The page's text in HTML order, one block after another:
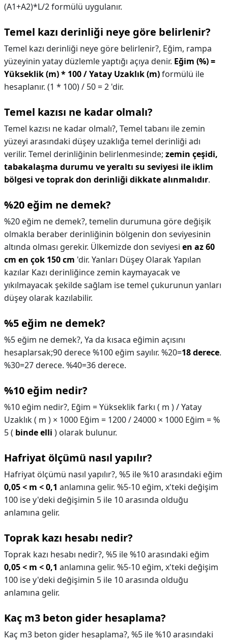
(A1+A2)*L/2 formülü uygulanır.
Temel kazı derinliği neye göre belirlenir?
Temel kazı derinliği neye göre belirlenir?, Eğim, rampa
yüzeyinin yatay düzlemle yaptığı açıya denir. Eğim (%) =
Yükseklik (m) * 100 / Yatay Uzaklık (m)formülü ile
hesaplanır. (1 * 100) / 50 = 2 'dir.
Temel kazısı ne kadar olmalı?
Temel kazısı ne kadar olmalı?, Temel tabanı ile zemin
yüzeyi arasındaki düşey uzaklığa temel derinliği adı
verilir. Temel derinliğinin belirlenmesinde; zemin çeşidi,
tabakalaşma durumu ve yeraltı su seviyesi ile iklim
bölgesi ve toprak don derinliği dikkate alınmalıdır.
%20 eğim ne demek?
%20 eğim ne demek?, temelin durumuna göre değişik
olmakla beraber derinliğinin bölgenin don seviyesinin
altında olması gerekir. Ülkemizde don seviyesi en az 60
cm en çok 150 cm 'dir. Yanları Düşey Olarak Yapılan
kazılar Kazı derinliğince zemin kaymayacak ve
yıkılmayacak şekilde sağlam ise temel çukurunun yanları
düşey olarak kazılabilir.
%5 eğim ne demek?
%5 eğim ne demek?, Ya da kısaca eğimin açısını
hesaplarsak;90 derece %100 eğim sayılır. %20=18 derece.
%30=27 derece. %40=36 derece.
%10 eğim nedir?
%10 eğim nedir?, Eğim = Yükseklik farkı ( m ) / Yatay
Uzaklık ( m ) × 1000 Eğim = 1200 / 24000 × 1000 Eğim = %
5 ( binde elli ) olarak bulunur.
Hafriyat ölçümü nasıl yapılır?
Hafriyat ölçümü nasıl yapılır?, %5 ile %10 arasındaki eğim
0,05 < m < 0,1 anlamına gelir. %5-10 eğim, x'teki değişim
100 ise y'deki değişimin 5 ile 10 arasında olduğu
anlamına gelir.
Toprak kazı hesabı nedir?
Toprak kazı hesabı nedir?, %5 ile %10 arasındaki eğim
0,05 < m < 0,1 anlamına gelir. %5-10 eğim, x'teki değişim
100 ise y'deki değişimin 5 ile 10 arasında olduğu
anlamına gelir.
Kaç m3 beton gider hesaplama?
Kaç m3 beton gider hesaplama?, %5 ile %10 arasındaki